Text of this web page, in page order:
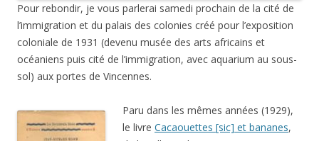
Pour rebondir, je vous parlerai samedi prochain de la cité de
l’immigration et du palais des colonies créé pour l’exposition
coloniale de 1931 (devenu musée des arts africains et
océaniens puis cité de l’immigration, avec aquarium au sous-
sol) aux portes de Vincennes.
Paru dans les mêmes années (1929),
le livre Cacaouettes [sic] et bananes,